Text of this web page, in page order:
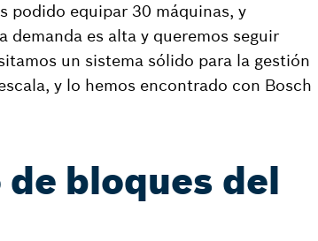
podido equipar 30 máquinas, y
demanda es alta y queremos seguir
un sistema sólido para la gestión
y lo hemos encontrado con Bosch
bloques del